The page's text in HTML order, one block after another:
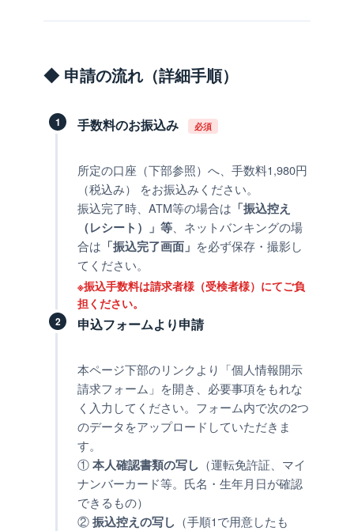
◆ 申請の流れ（詳細手順）
1 手数料のお振込み 必須
所定の口座（下部参照）へ、手数料1,980円
（税込み） をお振込みください。
振込完了時、ATM等の場合は 「振込控え
（レシート）」等、ネットバンキングの場
合は 「振込完了画面」 を必ず保存・撮影し
てください。
※振込手数料は請求者様（受検者様）にてご負
担ください。
2 申込フォームより申請
本ページ下部のリンクより「個人情報開示
請求フォーム」を開き、必要事項をもれな
く入力してください。フォーム内で次の2つ
のデータをアップロードしていただきま
す。
① 本人確認書類の写し （運転免許証、マイ
ナンバーカード等。氏名・生年月日が確認
できるもの）
② 振込控えの写し （手順1で用意したも